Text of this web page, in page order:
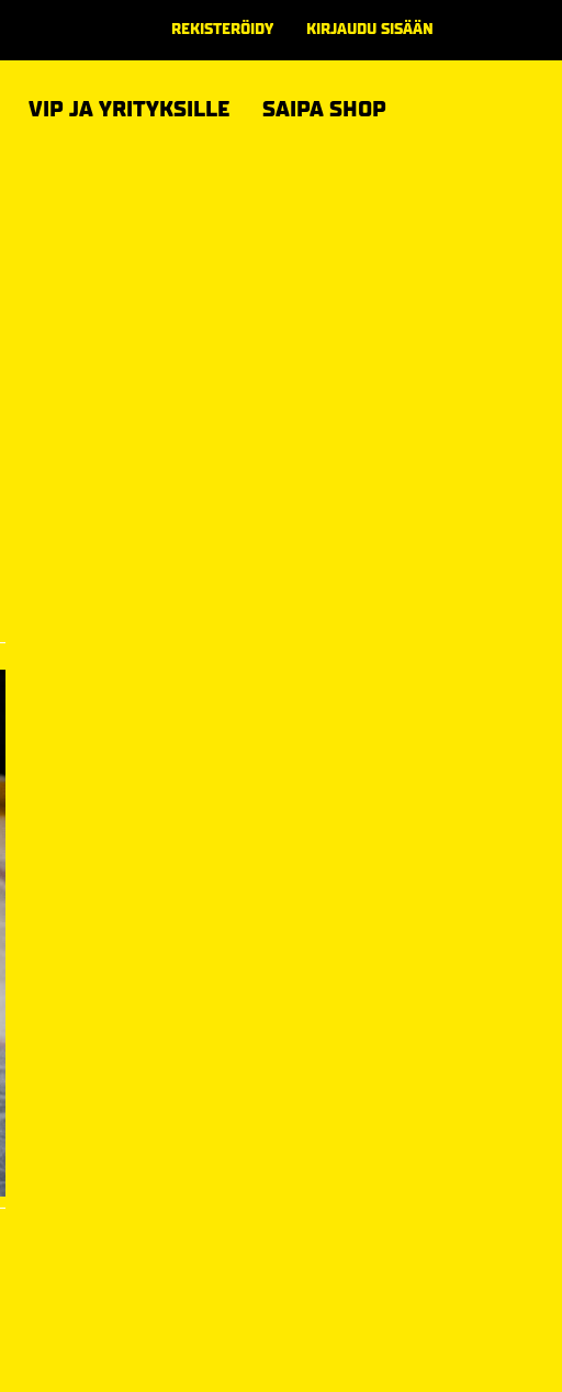
REKISTERÖIDY KIRJAUDU SISÄÄN
VIP JA YRITYKSILLE SAIPA SHOP